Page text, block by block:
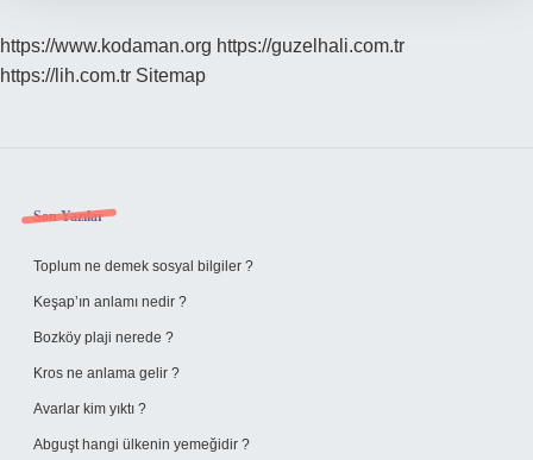
https://www.kodaman.org https://guzelhali.com.tr
https://lih.com.tr Sitemap
Sidebar
Son Yazılar
Toplum ne demek sosyal bilgiler ?
Keşap’ın anlamı nedir ?
Bozköy plaji nerede ?
Kros ne anlama gelir ?
Avarlar kim yıktı ?
Abguşt hangi ülkenin yemeğidir ?